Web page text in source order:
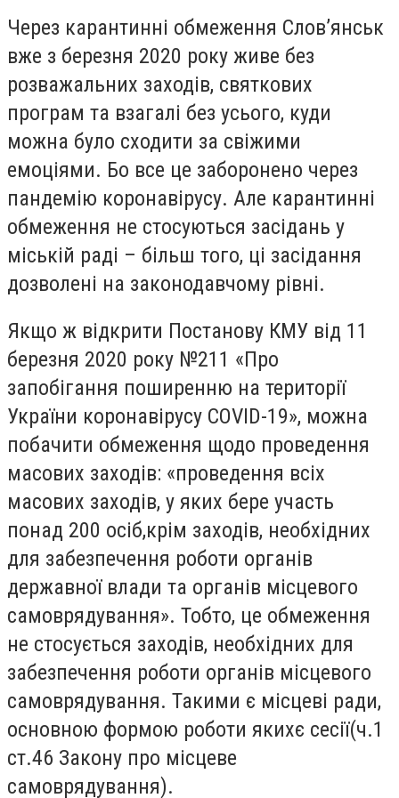
Через карантинні обмеження Слов’янськ
вже з березня 2020 року живе без
розважальних заходів, святкових
програм та взагалі без усього, куди
можна було сходити за свіжими
емоціями. Бо все це заборонено через
пандемію коронавірусу. Але карантинні
обмеження не стосуються засідань у
міській раді – більш того, ці засідання
дозволені на законодавчому рівні.
Якщо ж відкрити Постанову КМУ від 11
березня 2020 року №211 «Про
запобігання поширенню на території
України коронавірусу COVID-19», можна
побачити обмеження щодо проведення
масових заходів: «проведення всіх
масових заходів, у яких бере участь
понад 200 осіб,крім заходів, необхідних
для забезпечення роботи органів
державної влади та органів місцевого
самоврядування». Тобто, це обмеження
не стосується заходів, необхідних для
забезпечення роботи органів місцевого
самоврядування. Такими є місцеві ради,
основною формою роботи якихє сесії(ч.1
ст.46 Закону про місцеве
самоврядування).